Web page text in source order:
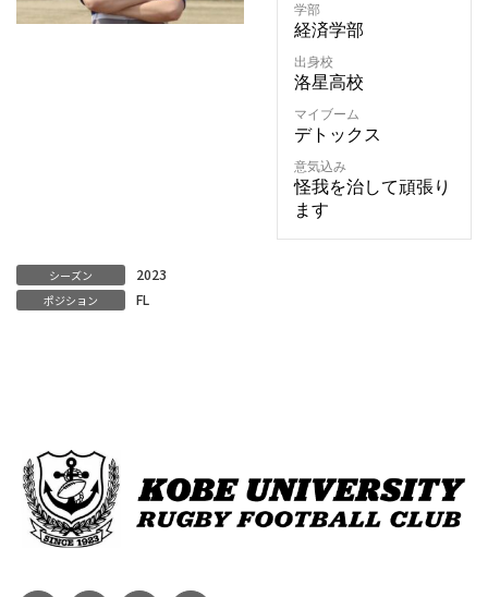
学部
経済学部
出身校
洛星高校
マイブーム
デトックス
意気込み
怪我を治して頑張り
ます
シーズン 2023
ポジション FL